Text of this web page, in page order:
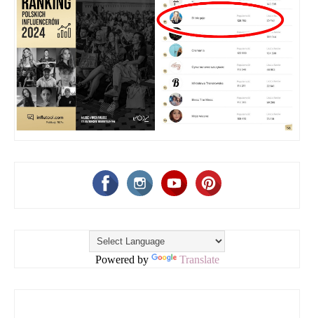
Powered by Translate